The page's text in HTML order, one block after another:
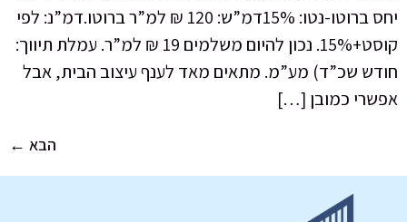
יחס ברוטו-נטו: 15%דמ”ש: 120 ₪ למ”ר ברוטו.דמ”נ: לפי
קוסט+15%. נכון להיום משלמים 19 ₪ למ”ר. עמלת תיווך:
חודש שכ”ד) מע”מ. מתאים מאד לענף עיצוב הבית, אבל
אפשרי כמובן […]
הבא ←